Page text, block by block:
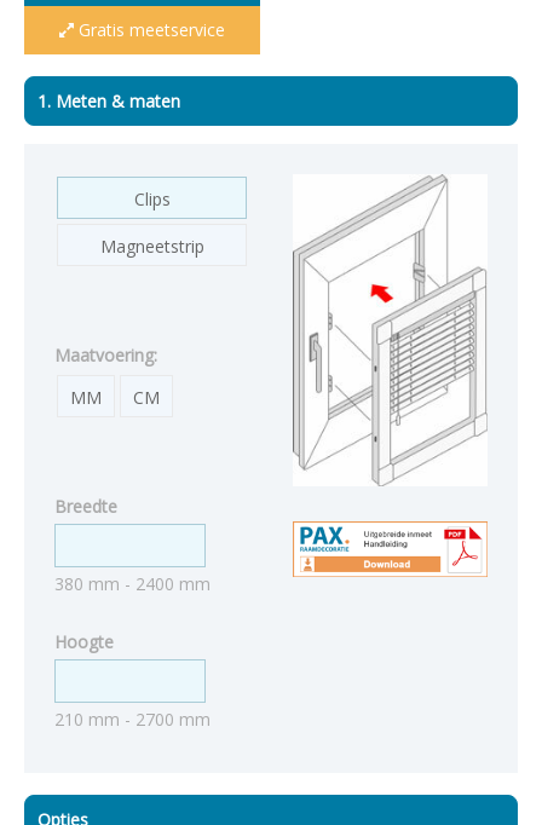
Gratis meetservice
1. Meten & maten
Clips
Magneetstrip
Maatvoering:
MM
CM
Breedte
380 mm - 2400 mm
Hoogte
210 mm - 2700 mm
Opties